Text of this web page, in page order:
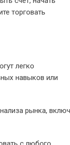
торговать
легко
навыков или
рынка,